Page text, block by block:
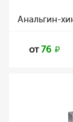
Анальгин-
от76